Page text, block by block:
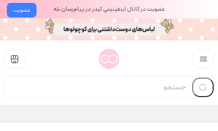
عضویت عضویت در کانال اینفینیتی کیدز در پیام‌رسان بله